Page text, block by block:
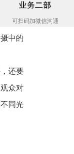
，尤
钟的
中的
还要
众对
同光
可扫码加微信沟通